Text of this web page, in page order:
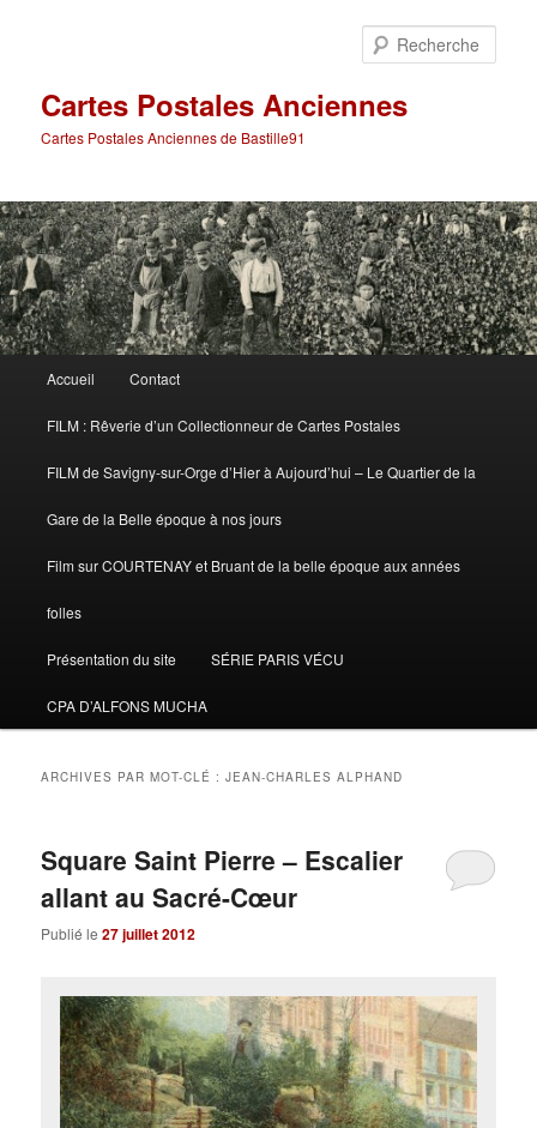
Cartes Postales Anciennes
Cartes Postales Anciennes de Bastille91
principal
Accueil Contact
FILM : Rêverie d’un Collectionneur de Cartes Postales
FILM de Savigny-sur-Orge d’Hier à Aujourd’hui – Le Quartier de la
Gare de la Belle époque à nos jours
Film sur COURTENAY et Bruant de la belle époque aux années
folles
Présentation du site SÉRIE PARIS VÉCU
CPA D’ALFONS MUCHA
ARCHIVES PAR MOT-CLÉ :JEAN-CHARLES ALPHAND
Square Saint Pierre – Escalier
allant au Sacré-Cœur
Publié le27 juillet 2012